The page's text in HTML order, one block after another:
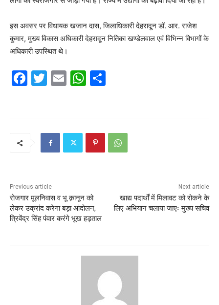
इस अवसर पर विधायक खजान दास, जिलाधिकारी देहरादून डॉ. आर. राजेश
कुमार, मुख्य विकास अधिकारी देहरादून नितिका खण्डेलवाल एवं विभिन्न विभागों के
अधिकारी उपस्थित थे।
F
k
T
E
W
A
p
Previous article
रोजगार मूलनिवास व भू क़ानून को
लेकर उक्रांद करेगा बड़ा आंदोलन,
त्रिवेंद्र सिंह पंवार करंगे भूख हड़ताल
Next article
खाद्य पदार्थों में मिलावट को रोकने के
लिए अभियान चलाया जाएः मुख्य सचिव